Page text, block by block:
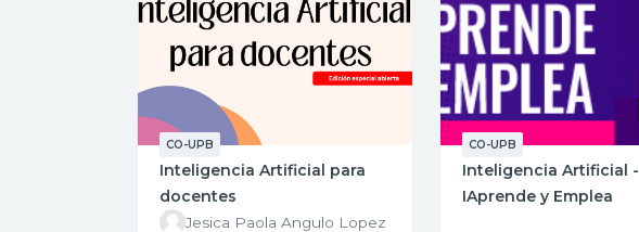
CO-UPB
Inteligencia Artificial para
docentes
Jesica Paola Angulo Lopez
CO-UPB
Inteligencia Artificial -
IAprende y Emplea